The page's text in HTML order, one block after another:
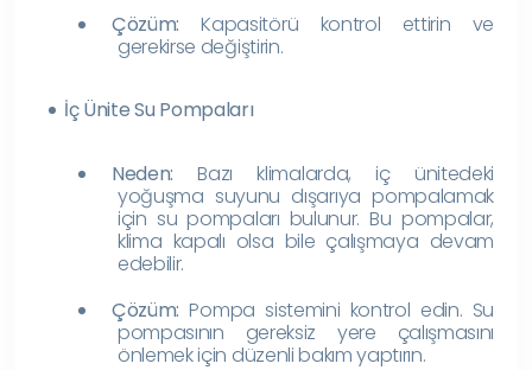
Çözüm: Kapasitörü kontrol ettirin ve
gerekirse değiştirin.
İç Ünite Su Pompaları
Neden: Bazı klimalarda, iç ünitedeki
yoğuşma suyunu dışarıya pompalamak
için su pompaları bulunur. Bu pompalar,
klima kapalı olsa bile çalışmaya devam
edebilir.
Çözüm: Pompa sistemini kontrol edin. Su
pompasının gereksiz yere çalışmasını
önlemek için düzenli bakım yaptırın.